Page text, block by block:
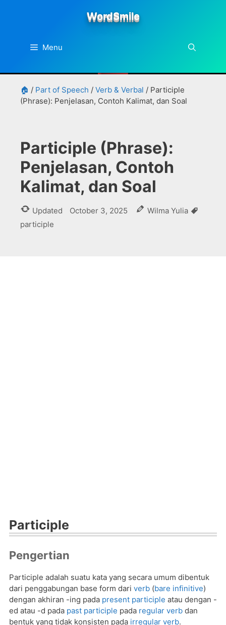
WordSmile
Menu
🏠 / Part of Speech / Verb & Verbal / Participle
(Phrase): Penjelasan, Contoh Kalimat, dan Soal
Participle (Phrase):
Penjelasan, Contoh
Kalimat, dan Soal
Updated October 3, 2025 Wilma Yulia
participle
Participle
Pengertian
Participle adalah suatu kata yang secara umum dibentuk
dari penggabungan base form dari verb (bare infinitive)
dengan akhiran -ing pada present participle atau dengan -
ed atau -d pada past participle pada regular verb dan
bentuk yang tidak konsisten pada irregular verb.